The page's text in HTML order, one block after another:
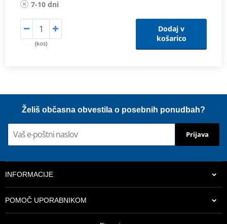
7-10 dni
(kos)
Dodaj v
košarico
Želiš občasna obvestila o posebnih ponudbah?
Prijava
INFORMACIJE
POMOČ UPORABNIKOM